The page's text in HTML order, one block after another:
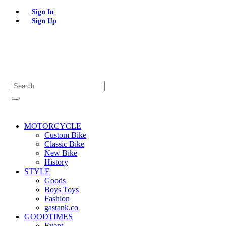
Sign In
Sign Up
MOTORCYCLE
Custom Bike
Classic Bike
New Bike
History
STYLE
Goods
Boys Toys
Fashion
gastank.co
GOODTIMES